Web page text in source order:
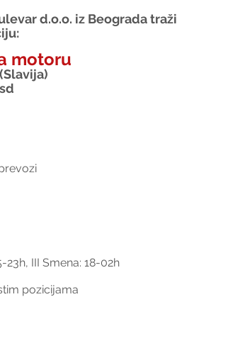
d.o.o. iz Beograda traži
motoru
23h, III Smena: 18-02h
pozicijama